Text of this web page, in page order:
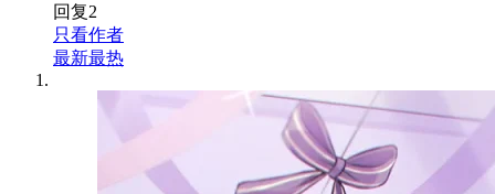
回复2
只看作者
最新最热